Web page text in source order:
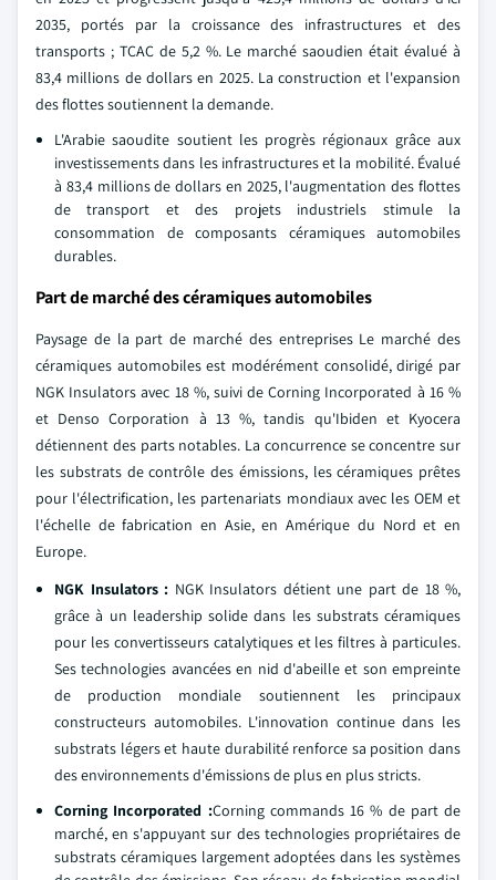
2035, portés par la croissance des infrastructures et des
transports ; TCAC de 5,2 %. Le marché saoudien était évalué à
83,4 millions de dollars en 2025. La construction et l'expansion
des flottes soutiennent la demande.
L'Arabie saoudite soutient les progrès régionaux grâce aux
investissements dans les infrastructures et la mobilité. Évalué
à 83,4 millions de dollars en 2025, l'augmentation des flottes
de transport et des projets industriels stimule la
consommation de composants céramiques automobiles
durables.
Part de marché des céramiques automobiles
Paysage de la part de marché des entreprises Le marché des
céramiques automobiles est modérément consolidé, dirigé par
NGK Insulators avec 18 %, suivi de Corning Incorporated à 16 %
et Denso Corporation à 13 %, tandis qu'Ibiden et Kyocera
détiennent des parts notables. La concurrence se concentre sur
les substrats de contrôle des émissions, les céramiques prêtes
pour l'électrification, les partenariats mondiaux avec les OEM et
l'échelle de fabrication en Asie, en Amérique du Nord et en
Europe.
NGK Insulators : NGK Insulators détient une part de 18 %,
grâce à un leadership solide dans les substrats céramiques
pour les convertisseurs catalytiques et les filtres à particules.
Ses technologies avancées en nid d'abeille et son empreinte
de production mondiale soutiennent les principaux
constructeurs automobiles. L'innovation continue dans les
substrats légers et haute durabilité renforce sa position dans
des environnements d'émissions de plus en plus stricts.
Corning Incorporated :Corning commands 16 % de part de
marché, en s'appuyant sur des technologies propriétaires de
substrats céramiques largement adoptées dans les systèmes